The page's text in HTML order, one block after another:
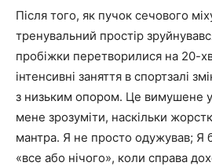
Після того, як пучок сечового
тренувальний простір
пробіжки перетворилися на 20-
інтенсивні заняття в спортзалі
з низьким опором. Це вимушене
мене зрозуміти, наскільки
мантра. Я не просто одужував; Я
«все або нічого», коли справа